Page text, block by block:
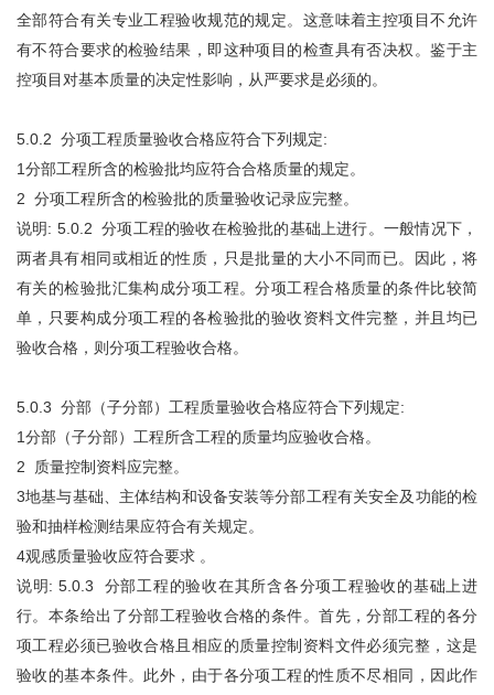
全部符合有关专业工程验收规范的规定。这意味着主控项目不允许
有不符合要求的检验结果，即这种项目的检查具有否决权。鉴于主
控项目对基本质量的决定性影响，从严要求是必须的。
5.0.2 分项工程质量验收合格应符合下列规定:
1分部工程所含的检验批均应符合合格质量的规定。
2 分项工程所含的检验批的质量验收记录应完整。
说明: 5.0.2 分项工程的验收在检验批的基础上进行。一般情况下，
两者具有相同或相近的性质，只是批量的大小不同而已。因此，将
有关的检验批汇集构成分项工程。分项工程合格质量的条件比较简
单，只要构成分项工程的各检验批的验收资料文件完整，并且均已
验收合格，则分项工程验收合格。
5.0.3 分部（子分部）工程质量验收合格应符合下列规定:
1分部（子分部）工程所含工程的质量均应验收合格。
2 质量控制资料应完整。
3地基与基础、主体结构和设备安装等分部工程有关安全及功能的检
验和抽样检测结果应符合有关规定。
4观感质量验收应符合要求 。
说明: 5.0.3 分部工程的验收在其所含各分项工程验收的基础上进
行。本条给出了分部工程验收合格的条件。首先，分部工程的各分
项工程必须已验收合格且相应的质量控制资料文件必须完整，这是
验收的基本条件。此外，由于各分项工程的性质不尽相同，因此作